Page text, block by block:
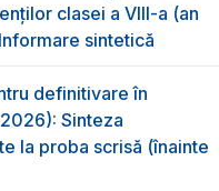
clasei a VIII-a (an
sintetică
definitivare în
Sinteza
la proba scrisă (înainte